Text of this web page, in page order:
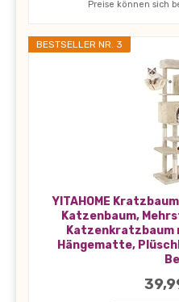
Preise können sich
BESTSELLER NR. 3
YITAHOME
Katzenbaum,
Katzenkratzbaum
Hängematte,